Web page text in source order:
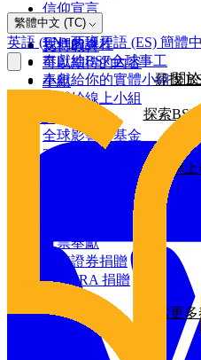
信仰宣言
董事會
支持教會
關
2026/25年影響力報告
2025/24年影響力報告
2024/23年影響力報告
2022年影響力報告
探索我們的
資源
BSF部落格
禱告日曆
羅馬書
我們的課程
可以期待的內容
小組
探索BSF
網上奉獻
奉獻給BSF全球事工
奉獻給你的實體小組
奉獻給線上小組
全球影響力基金
更多網
支票奉獻
增值證券捐贈
透過 IRA 捐贈
探索更
繁體中文 (TC)
英語 (EN)西班牙語 (ES) 簡體
尋找